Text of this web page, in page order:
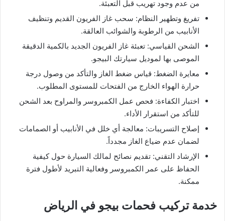
من عدم وجود تهريب قبل التعبئة.
تفريغ وتطهير النظام: سحب غاز الفريون القديم وتنظيف
الأنابيب من الرطوبة والشوائب العالقة.
الشحن القياسي: تعبئة غاز الفريون الجديد بالكمية الدقيقة
الموصى بها لموديل سيارتك البيجو.
معايرة الضغط: قياس ضغط الغاز والتأكد من وصول درجة
حرارة الهواء الخارج من الفتحات للمستوى المطلوب.
اختبار الكفاءة: فحص عمل الكمبروسر والمراوح بعد الشحن
للتأكد من استقرار الأداء.
إصلاح التسريبات: معالجة أي خلل في الأنابيب أو الصمامات
لضمان عدم ضياع الغاز مجدداً.
الإرشاد التقني: تقديم نصائح لمالك السيارة حول كيفية
الحفاظ على عمر الكمبروسر وفعالية التبريد لأطول فترة
ممكنة.
خدمة تركيب فحمات بيجو في الرياض